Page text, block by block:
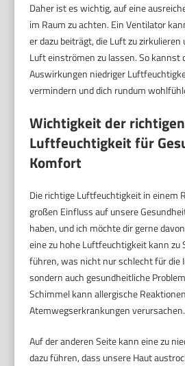
Daher ist es wichtig, auf eine
im Raum zu achten. Ein Ventilator
er dazu beiträgt, die Luft zu
Luft einströmen zu lassen. So kannst
Auswirkungen niedriger
vermindern und dich rundum
Wichtigkeit der richtigen
Luftfeuchtigkeit für
Komfort
Die richtige Luftfeuchtigkeit in einem
großen Einfluss auf unsere
haben, und ich möchte dir gerne
eine zu hohe Luftfeuchtigkeit kann zu
führen, was nicht nur schlecht für die
sondern auch gesundheitliche
Schimmel kann allergische
Atemwegserkrankungen verursachen.
Auf der anderen Seite kann eine zu
dazu führen, dass unsere Haut